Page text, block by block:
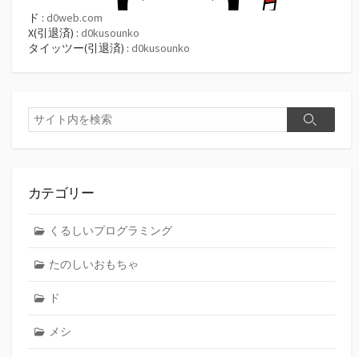
ド : d0web.com
X(引退済) : d0kusounko
タイッツー(引退済) : d0kusounko
検
索
検
カテゴリー
くるしいプログラミング
たのしいおもちゃ
ド
メシ